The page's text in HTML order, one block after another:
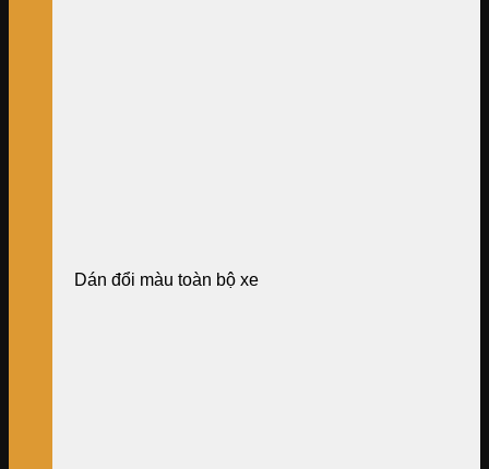
Dán đổi màu toàn bộ xe